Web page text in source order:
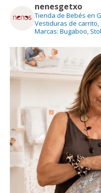
nenesgetxo
Tienda de Bebés en
Vestiduras de
Marcas: Bugaboo,